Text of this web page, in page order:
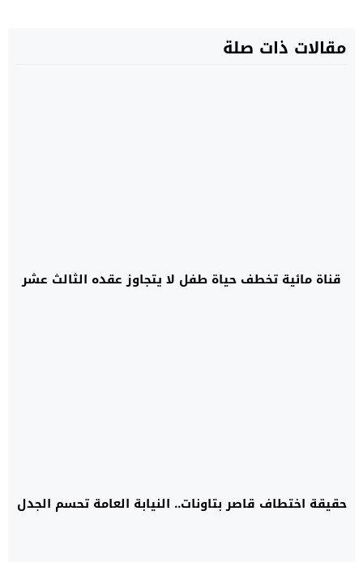
مقالات ذات صلة
قناة مائية تخطف حياة طفل لا يتجاوز عقده الثالث عشر
حقيقة اختطاف قاصر بتاونات.. النيابة العامة تحسم الجدل